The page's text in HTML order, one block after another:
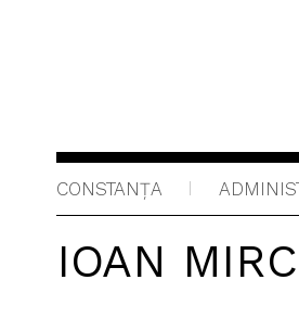
CONSTANȚA
IOAN